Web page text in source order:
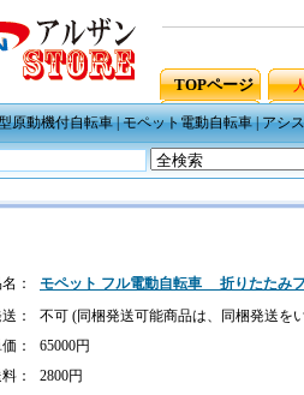
TOPページ
原動機付自転車|モペット電動自転車|アシ
：
モペット フル電動自転車 折りたたみ
：
不可 (同梱発送可能商品は、同梱発送を
：
65000円
：
2800円